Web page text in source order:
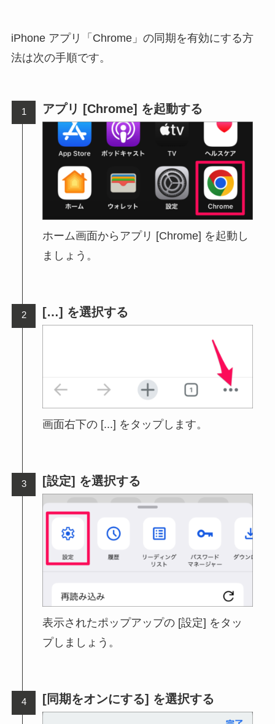
iPhone アプリ「Chrome」の同期を有効にする方
法は次の手順です。
アプリ [Chrome] を起動する
ホーム画面からアプリ [Chrome] を起動し
ましょう。
[…] を選択する
画面右下の [...] をタップします。
[設定] を選択する
表示されたポップアップの [設定] をタッ
プしましょう。
[同期をオンにする] を選択する